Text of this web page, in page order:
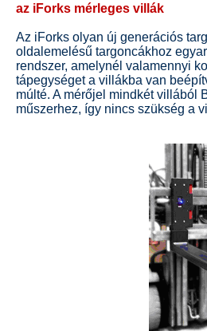
az iForks mérleges villák
Az iForks olyan új generációs
oldalemelésű targoncákhoz
rendszer, amelynél valamennyi
tápegységet a villákba van
múlté. A mérőjel mindkét villából
műszerhez, így nincs szükség a